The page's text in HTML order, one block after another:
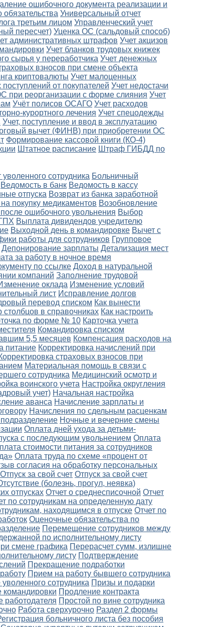
ошибочного документа реализации и
Универсальный отчет
третьим лицом Управленческий учет
пересчет) Уценка ОС (сальдовый способ)
административных штрафов Учет акцизов
Учет бланков трудовых книжек
сырья у переработчика Учет денежных
взносов при смене объекта
криптовалюты Учет малоценных
от покупателей Учет недостачи
при реорганизации с форме слияния Учет
Учёт полисов ОСАГО Учет расходов
курортного лечения Учет спецодежды
Учет, поступление и ввод в эксплуатацию
вычет (ФИНВ) при приобретении ОС
Формирование кассовой книги (КО-4)
Штатное расписание Штраф ГИБДД по
сотрудника Больничный
Ведомость в банк Ведомость в кассу
отпуска Возврат из банка заработной
покупку медикаментов Возобновление
ошибочного увольнения Выбор
Выплата дивидендов учредителю
Выходной день в командировке Вычет с
работы для сотрудников Групповое
Депонирование зарплаты Детализация мест
за работу в ночное время
по ссылке Доход в натуральной
компаний Заполнение трудовой
оклада Изменение условий
лист Исправление долгов
перевод списком Как вынести
столбцов в справочниках Как настроить
по форме № 10 Карточка учета
Командировка списком
5,5 месяцев Компенсация расходов на
питание Корректировка начислений при
страховых взносов при
Материальная помощь в связи с
сотрудника Медицинский осмотр и
воинского учета Настройка округления
учет) Начальная настройка
аванса Начисление зарплаты и
Начисления по сдельным расценкам
Ночные и вечерние смены
Оплата дней ухода за детьми-
с последующим увольнением Оплата
стоимости питания за сотрудников
Оплата труда по схеме «процент от
согласия на обработку персональных
Отпуск за свой счет Отпуск за свой счет
(болезнь, прогул, неявка)
отпусках Отчет о среднесписочной Отчет
по сотрудникам на определенную дату
находящимся в отпуске Отчет по
Оценочные обязательства по
Перемещение сотрудников между
по исполнительному листу
смене графика Перерасчет сумм, излишне
листу Подтверждение
Прекращение подработки
Прием на работу бывшего сотрудника
сотрудника Призы и подарки
командировки Продление контракта
работодателя Простой по вине сотрудника
Работа сверхурочно Раздел 2 формы
больничного листа без пособия